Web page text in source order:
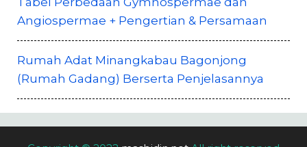
Angiospermae + Pengertian & Persamaan
Rumah Adat Minangkabau Bagonjong
(Rumah Gadang) Berserta Penjelasannya